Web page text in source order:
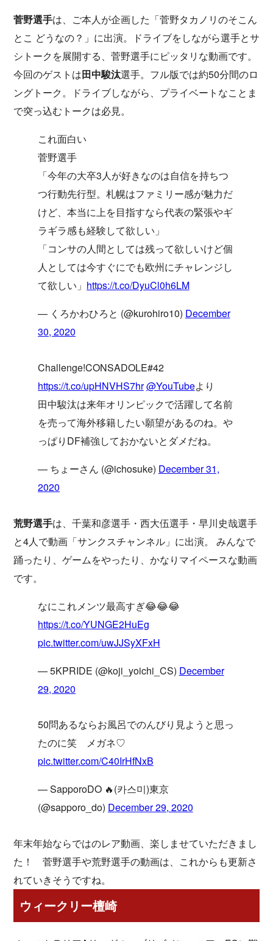
菅野選手は、ご本人が企画した「菅野タカノリのそこん
とこ どうなの？」に出演。ドライブをしながら選手とサ
シトークを展開する、菅野選手にピッタリな動画です。
今回のゲストは田中駿汰選手。フル版では約50分間のロ
ングトーク。ドライブしながら、プライベートなことま
で突っ込むトークは必見。
これ面白い
菅野選手
「今年の大卒3人が好きなのは自信を持ちつ
つ行動先行型。札幌はファミリー感が魅力だ
けど、本当に上を目指すなら代表の緊張やギ
ラギラ感も経験して欲しい」
「コンサの人間としては残って欲しいけど個
人としては今すぐにでも欧州にチャレンジし
て欲しい」 https://t.co/DyuCl0h6LM
— くろかわひろと (@kurohiro10) December
30, 2020
Challenge!CONSADOLE#42
https://t.co/upHNVHS7hr@YouTubeより
田中駿汰は来年オリンピックで活躍して名前
を売って海外移籍したい願望があるのね。や
っぱりDF補強しておかないとダメだね。
— ちょーさん (@ichosuke) December 31,
2020
荒野選手は、千葉和彦選手・西大伍選手・早川史哉選手
と4人で動画「サンクスチャンネル」に出演。 みんなで
踊ったり、ゲームをやったり、かなりマイペースな動画
です。
なにこれメンツ最高すぎ😂😂😂
https://t.co/YUNGE2HuEg
pic.twitter.com/uwJJSyXFxH
— 5KPRIDE (@koji_yoichi_CS) December
29, 2020
50問あるならお風呂でのんびり見ようと思っ
たのに笑 メガネ♡
pic.twitter.com/C40IrHfNxB
— SapporoDO 🔥(카스미)東京
(@sapporo_do) December 29, 2020
年末年始ならではのレア動画、楽しませていただきまし
た！ 菅野選手や荒野選手の動画は、これからも更新さ
れていきそうですね。
ウィークリー檀崎